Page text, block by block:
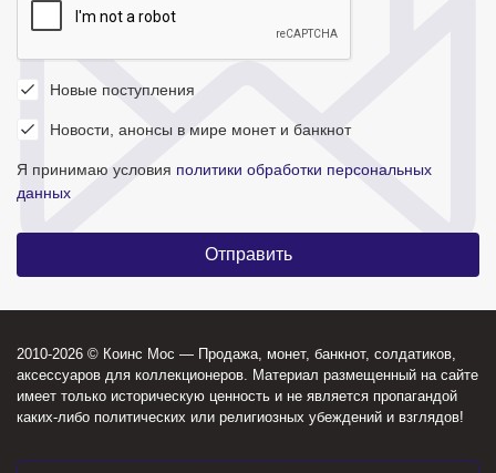
Новые поступления
Новости, анонсы в мире монет и банкнот
Я принимаю условия политики обработки персональных
данных
2010-2026 © Коинс Мос — Продажа, монет, банкнот, солдатиков,
аксессуаров для коллекционеров. Материал размещенный на сайте
имеет только историческую ценность и не является пропагандой
каких-либо политических или религиозных убеждений и взглядов!